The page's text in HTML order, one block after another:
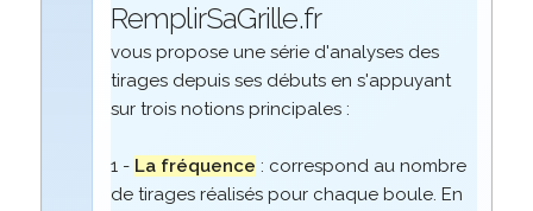
RemplirSaGrille.fr
vous propose une série d'analyses des
tirages depuis ses débuts en s'appuyant
sur trois notions principales :
1 - La fréquence : correspond au nombre
de tirages réalisés pour chaque boule. En